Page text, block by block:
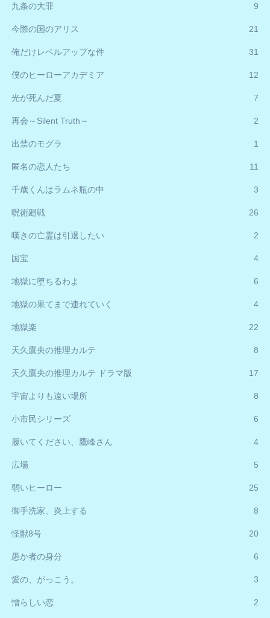
九条の大罪 9
今際の国のアリス 21
俺だけレベルアップな件 31
僕のヒーローアカデミア 12
光が死んだ夏 7
再会～Silent Truth～ 2
出禁のモグラ 1
匿名の恋人たち 11
千歳くんはラムネ瓶の中 3
呪術廻戦 26
嘆きの亡霊は引退したい 2
国宝 4
地獄に堕ちるわよ 6
地獄の果てまで連れていく 4
地獄楽 22
天久鷹央の推理カルテ 8
天久鷹央の推理カルテ ドラマ版 17
宇宙よりも遠い場所 8
小市民シリーズ 6
履いてください、鷹峰さん 4
広場 5
弱いヒーロー 25
御手洗家、炎上する 8
怪獣8号 20
愚か者の身分 6
愛の、がっこう。 3
憎らしい恋 2